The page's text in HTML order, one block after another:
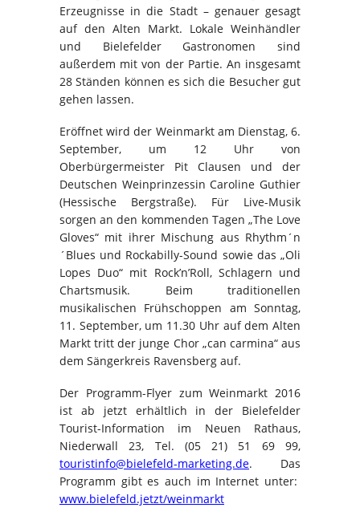
Erzeugnisse in die Stadt – genauer gesagt
auf den Alten Markt. Lokale Weinhändler
und Bielefelder Gastronomen sind
außerdem mit von der Partie. An insgesamt
28 Ständen können es sich die Besucher gut
gehen lassen.
Eröffnet wird der Weinmarkt am Dienstag, 6.
September, um 12 Uhr von
Oberbürgermeister Pit Clausen und der
Deutschen Weinprinzessin Caroline Guthier
(Hessische Bergstraße). Für Live-Musik
sorgen an den kommenden Tagen „The Love
Gloves“ mit ihrer Mischung aus Rhythm´n
´Blues und Rockabilly-Sound sowie das „Oli
Lopes Duo“ mit Rock’n’Roll, Schlagern und
Chartsmusik. Beim traditionellen
musikalischen Frühschoppen am Sonntag,
11. September, um 11.30 Uhr auf dem Alten
Markt tritt der junge Chor „can carmina“ aus
dem Sängerkreis Ravensberg auf.
Der Programm-Flyer zum Weinmarkt 2016
ist ab jetzt erhältlich in der Bielefelder
Tourist-Information im Neuen Rathaus,
Niederwall 23, Tel. (05 21) 51 69 99,
touristinfo@bielefeld-marketing.de. Das
Programm gibt es auch im Internet unter:
www.bielefeld.jetzt/weinmarkt